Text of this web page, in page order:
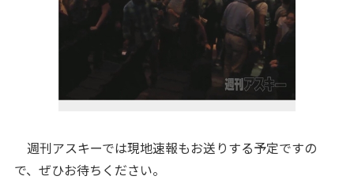
週刊アスキーでは現地速報もお送りする予定ですの
で、ぜひお待ちください。